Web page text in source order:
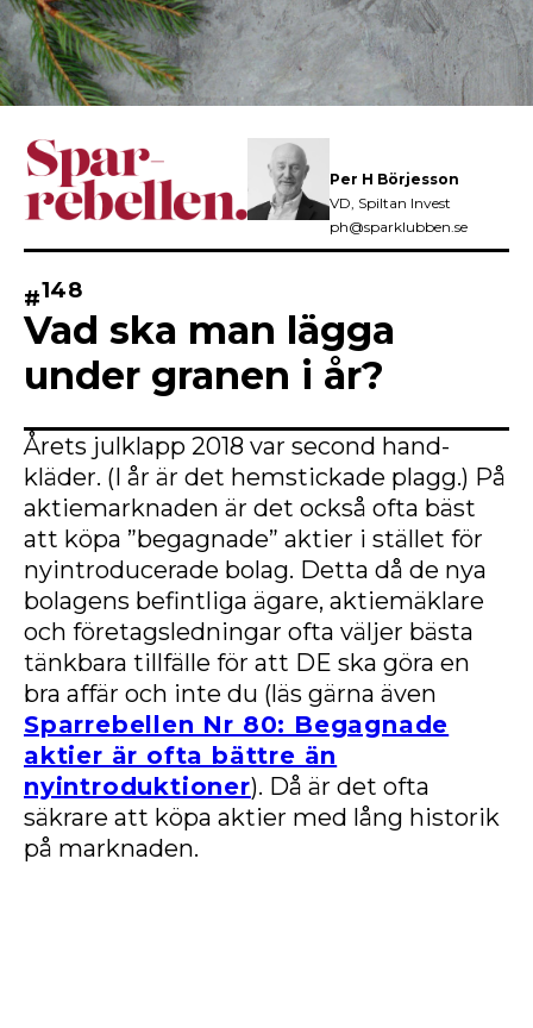
Per H Börjesson
VD, Spiltan Invest
ph@sparklubben.se
#148
Vad ska man lägga
under granen i år?
Årets julklapp 2018 var second hand-
kläder. (I år är det hemstickade plagg.) På
aktiemarknaden är det också ofta bäst
att köpa ”begagnade” aktier i stället för
nyintroducerade bolag. Detta då de nya
bolagens befintliga ägare, aktiemäklare
och företagsledningar ofta väljer bästa
tänkbara tillfälle för att DE ska göra en
bra affär och inte du (läs gärna även
Sparrebellen Nr 80: Begagnade
aktier är ofta bättre än
nyintroduktioner). Då är det ofta
säkrare att köpa aktier med lång historik
på marknaden.